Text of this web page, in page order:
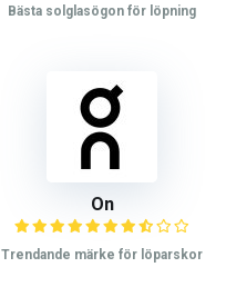
Bästa solglasögon för löpning
On
Trendande märke för löparskor